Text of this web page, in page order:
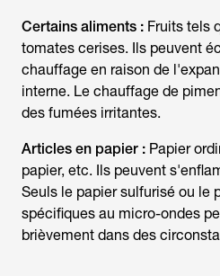
Certains aliments : Fruits tels
tomates cerises. Ils peuvent
chauffage en raison de
interne. Le chauffage de
des fumées irritantes.
Articles en papier : Papier
papier, etc. Ils peuvent
Seuls le papier sulfurisé ou le
spécifiques au micro-ondes
brièvement dans des